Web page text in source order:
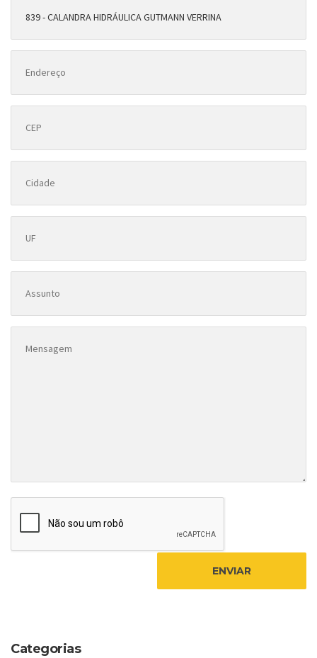
Categorias